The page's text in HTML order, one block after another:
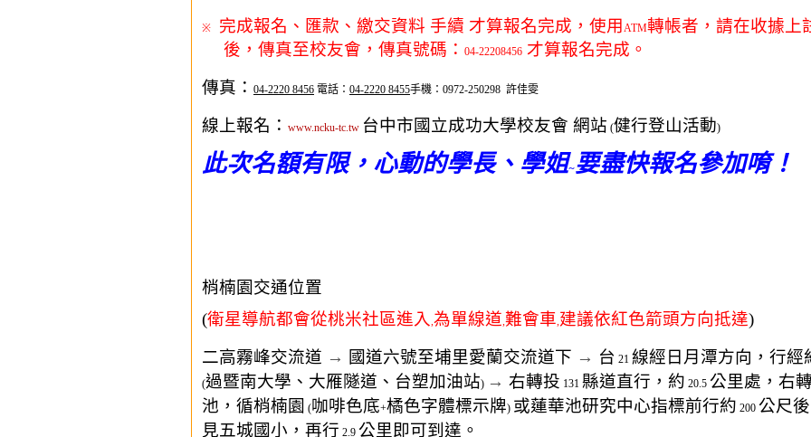
※ 完成報名、匯款、繳交資料 手續 才算報名完成，使用 ATM轉帳者，請在收據上
後，傳真至校友會，傳真號碼： 04-22208456 才算報名完成。
傳真： 04-2220 8456 電話： 04-2220 8455手機： 0972-250298 許佳雯
線上報名： www.ncku-tc.tw 台中市國立成功大學校友會 網站 (健行登山活動)
此次名額有限，心動的學長、學姐~要盡快報名參加唷！
梢楠園交通位置
(衛星導航都會從桃米社區進入 ,為單線道,難會車,建議依紅色箭頭方向抵達)
二高霧峰交流道 → 國道六號至埔里愛蘭交流道下 → 台 21 線經日月潭方向，行經
(過暨南大學、大雁隧道、台塑加油站) → 右轉投 131 縣道直行，約 20.5 公里處，右
池，循梢楠園 (咖啡色底+橘色字體標示牌) 或蓮華池研究中心指標前行約 200 公尺
見五城國小，再行 2.9 公里即可到達。